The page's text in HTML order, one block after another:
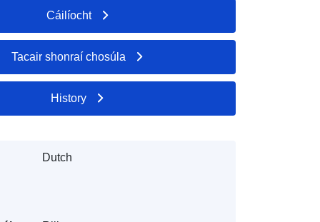
Cáilíocht
Tacair shonraí chosúla
History
Dutch